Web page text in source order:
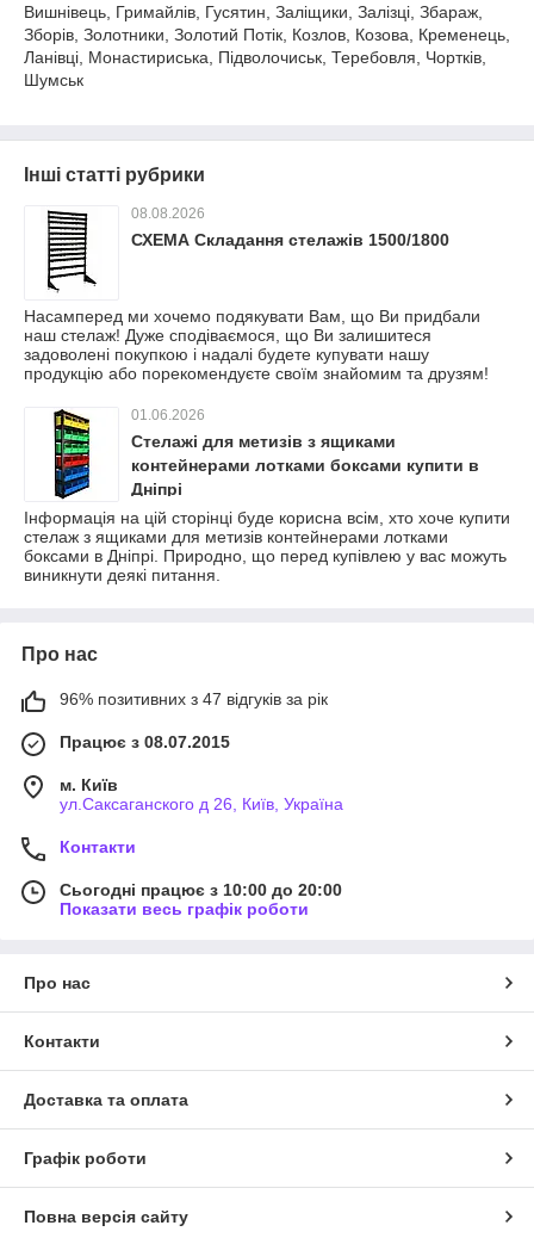
Вишнівець, Гримайлів, Гусятин, Заліщики, Залізці, Збараж,
Зборів, Золотники, Золотий Потік, Козлов, Козова, Кременець,
Ланівці, Монастириська, Підволочиськ, Теребовля, Чортків,
Шумськ
Інші статті рубрики
08.08.2026
СХЕМА Складання стелажів 1500/1800
Насамперед ми хочемо подякувати Вам, що Ви придбали
наш стелаж! Дуже сподіваємося, що Ви залишитеся
задоволені покупкою і надалі будете купувати нашу
продукцію або порекомендуєте своїм знайомим та друзям!
01.06.2026
Стелажі для метизів з ящиками
контейнерами лотками боксами купити в
Дніпрі
Інформація на цій сторінці буде корисна всім, хто хоче купити
стелаж з ящиками для метизів контейнерами лотками
боксами в Дніпрі. Природно, що перед купівлею у вас можуть
виникнути деякі питання.
Про нас
96% позитивних з 47 відгуків за рік
Працює з 08.07.2015
м. Київ
ул.Саксаганского д 26, Київ, Україна
Контакти
Сьогодні працює з 10:00 до 20:00
Показати весь графік роботи
Про нас
Контакти
Доставка та оплата
Графік роботи
Повна версія сайту